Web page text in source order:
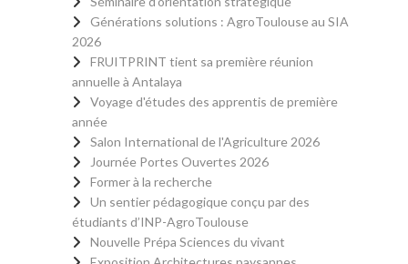
Générations solutions : AgroToulouse au SIA
2026
FRUITPRINT tient sa première réunion
annuelle à Antalaya
Voyage d'études des apprentis de première
année
Salon International de l'Agriculture 2026
Journée Portes Ouvertes 2026
Former à la recherche
Un sentier pédagogique conçu par des
étudiants d’INP-AgroToulouse
Nouvelle Prépa Sciences du vivant